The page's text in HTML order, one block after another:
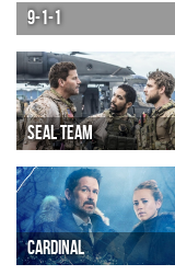
9-1-1
SEAL TEAM
CARDINAL